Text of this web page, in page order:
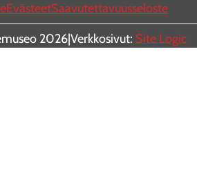
EvästeetSaavutettavuusseloste
2026|Verkkosivut: Site Logic